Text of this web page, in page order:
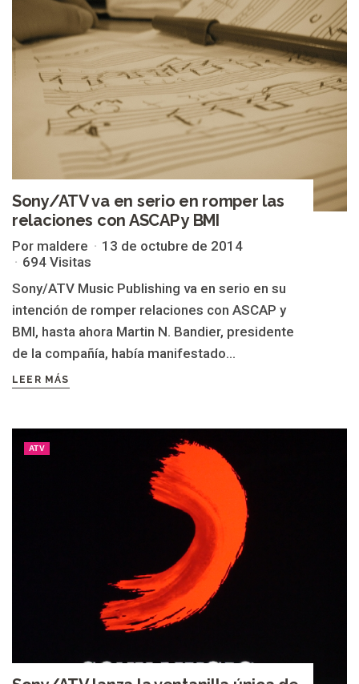
Sony/ATV va en serio en romper las
relaciones con ASCAP y BMI
Por maldere
13 de octubre de 2014
694 Visitas
Sony/ATV Music Publishing va en serio en su
intención de romper relaciones con ASCAP y
BMI, hasta ahora Martin N. Bandier, presidente
de la compañía, había manifestado...
LEER MÁS
ATV